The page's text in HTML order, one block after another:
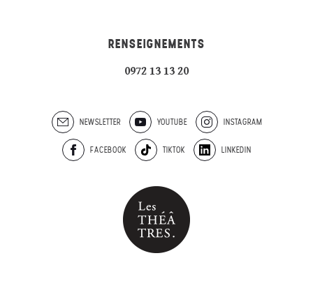
RENSEIGNEMENTS
0972 13 13 20
NEWSLETTER YOUTUBE INSTAGRAM
FACEBOOK TIKTOK LINKEDIN